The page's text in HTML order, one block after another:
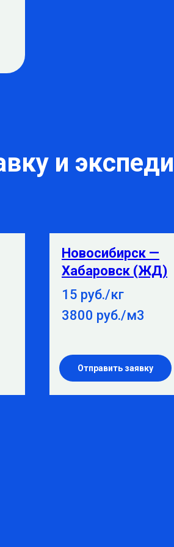
и
Новосибирск —
Хабаровск (ЖД)
15 руб./кг
3800 руб./м3
Отправить заявку